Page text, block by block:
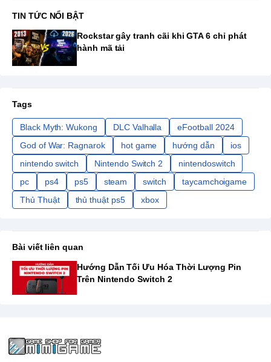
TIN TỨC NỔI BẬT
Rockstar gây tranh cãi khi GTA 6 chỉ phát
hành mã tải
Tags
Black Myth: Wukong DLC Valhalla
eFootball 2024
God of War: Ragnarok
hot game hướng dẫn
ios
nintendo switch
Nintendo Switch 2
nintendoswitch
pc
ps4 ps5 steam switch
taycamchoigame
Thủ Thuật
thủ thuật ps5 xbox
Bài viết liên quan
Hướng Dẫn Tối Ưu Hóa Thời Lượng Pin
Trên Nintendo Switch 2